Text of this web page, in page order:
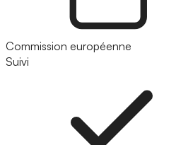
Commission européenne
Suivi